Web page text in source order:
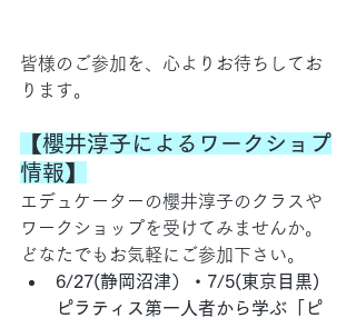
皆様のご参加を、心よりお待ちしてお
ります。
【櫻井淳子によるワークショプ
情報】
エデュケーターの櫻井淳子のクラスや
ワークショップを受けてみませんか。
どなたでもお気軽にご参加下さい。
6/27(静岡沼津）・7/5(東京目黒)
ピラティス第一人者から学ぶ「ピ